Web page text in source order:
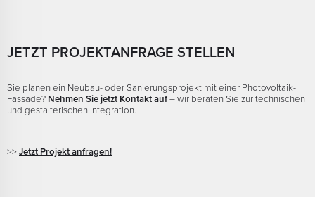
JETZT PROJEKTANFRAGE STELLEN
Sie planen ein Neubau- oder Sanierungsprojekt mit einer Photovoltaik-
Fassade? Nehmen Sie jetzt Kontakt auf– wir beraten Sie zur technischen
und gestalterischen Integration.
>>Jetzt Projekt anfragen!